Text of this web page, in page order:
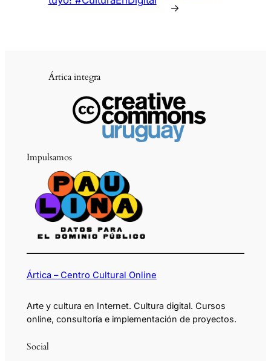
→
Ártica integra
Impulsamos
Ártica – Centro Cultural Online
Arte y cultura en Internet. Cultura digital. Cursos
online, consultoría e implementación de proyectos.
Social